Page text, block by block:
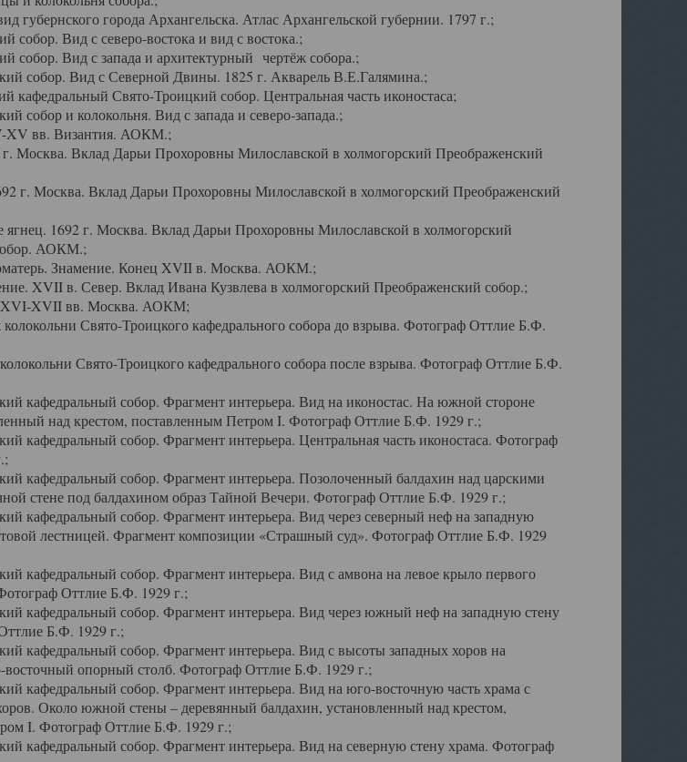
губернского города Архангельска. Атлас Архангельской губернии. 1797 г.;
Вид с северо-востока и вид с востока.;
Вид с запада и архитектурный чертёж собора.;
собор. Вид с Северной Двины. 1825 г. Акварель В.Е.Галямина.;
кафедральный Свято-Троицкий собор. Центральная часть иконостаса;
собор и колокольня. Вид с запада и северо-запада.;
вв. Византия. АОКМ.;
Москва. Вклад Дарьи Прохоровны Милославской в холмогорский Преображенский
г. Москва. Вклад Дарьи Прохоровны Милославской в холмогорский Преображенский
1692 г. Москва. Вклад Дарьи Прохоровны Милославской в холмогорский
АОКМ.;
Знамение. Конец XVII в. Москва. АОКМ.;
XVII в. Север. Вклад Ивана Кузвлева в холмогорский Преображенский собор.;
XVII вв. Москва. АОКМ;
Свято-Троицкого кафедрального собора до взрыва. Фотограф Оттлие Б.Ф.
Свято-Троицкого кафедрального собора после взрыва. Фотограф Оттлие Б.Ф.
кафедральный собор. Фрагмент интерьера. Вид на иконостас. На южной стороне
над крестом, поставленным Петром I. Фотограф Оттлие Б.Ф. 1929 г.;
кафедральный собор. Фрагмент интерьера. Центральная часть иконостаса. Фотограф
кафедральный собор. Фрагмент интерьера. Позолоченный балдахин над царскими
стене под балдахином образ Тайной Вечери. Фотограф Оттлие Б.Ф. 1929 г.;
кафедральный собор. Фрагмент интерьера. Вид через северный неф на западную
лестницей. Фрагмент композиции «Страшный суд». Фотограф Оттлие Б.Ф. 1929
кафедральный собор. Фрагмент интерьера. Вид с амвона на левое крыло первого
Оттлие Б.Ф. 1929 г.;
кафедральный собор. Фрагмент интерьера. Вид через южный неф на западную стену
Б.Ф. 1929 г.;
кафедральный собор. Фрагмент интерьера. Вид с высоты западных хоров на
восточный опорный столб. Фотограф Оттлие Б.Ф. 1929 г.;
кафедральный собор. Фрагмент интерьера. Вид на юго-восточную часть храма с
Около южной стены – деревянный балдахин, установленный над крестом,
I. Фотограф Оттлие Б.Ф. 1929 г.;
кафедральный собор. Фрагмент интерьера. Вид на северную стену храма. Фотограф